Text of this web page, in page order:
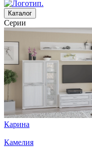
Каталог
Серии
Карина
Камелия